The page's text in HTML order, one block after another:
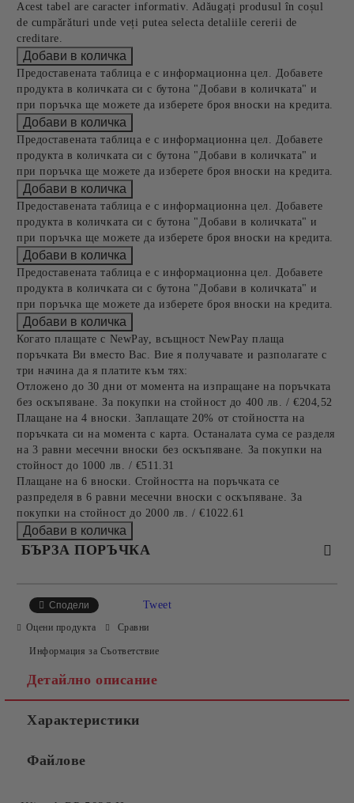
Acest tabel are caracter informativ. Adăugați produsul în coșul
de cumpărături unde veți putea selecta detaliile cererii de
creditare.
Предоставената таблица е с информационна цел. Добавете
продукта в количката си с бутона "Добави в количката" и
при поръчка ще можете да изберете броя вноски на кредита.
Предоставената таблица е с информационна цел. Добавете
продукта в количката си с бутона "Добави в количката" и
при поръчка ще можете да изберете броя вноски на кредита.
Предоставената таблица е с информационна цел. Добавете
продукта в количката си с бутона "Добави в количката" и
при поръчка ще можете да изберете броя вноски на кредита.
Предоставената таблица е с информационна цел. Добавете
продукта в количката си с бутона "Добави в количката" и
при поръчка ще можете да изберете броя вноски на кредита.
Когато плащате с NewPay, всъщност NewPay плаща
поръчката Ви вместо Вас. Вие я получавате и разполагате с
три начина да я платите към тях:
Отложено до 30 дни от момента на изпращане на поръчката
без оскъпяване. За покупки на стойност до 400 лв. / €204,52
Плащане на 4 вноски. Заплащате 20% от стойността на
поръчката си на момента с карта. Останалата сума се разделя
на 3 равни месечни вноски без оскъпяване. За покупки на
стойност до 1000 лв. / €511.31
Плащане на 6 вноски. Стойността на поръчката се
разпределя в 6 равни месечни вноски с оскъпяване. За
покупки на стойност до 2000 лв. / €1022.61
БЪРЗА ПОРЪЧКА
Съгласен съм с
Ние ще се свържем с вас в рамките на работния ден.
Сподели Tweet
Оцени продукта Сравни
Информация за Съответствие
Детайлно описание
Характеристики
Файлове